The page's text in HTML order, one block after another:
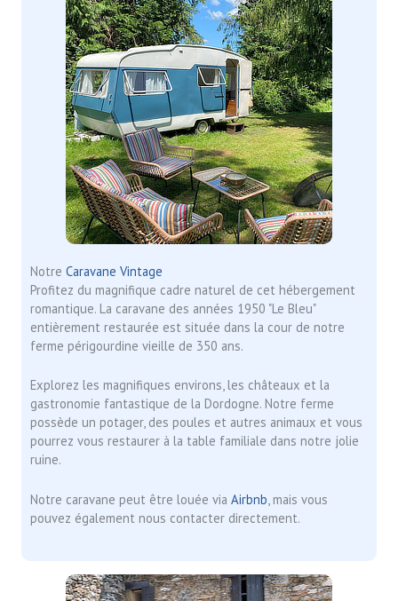
Notre Caravane Vintage
Profitez du magnifique cadre naturel de cet hébergement
romantique. La caravane des années 1950 "Le Bleu"
entièrement restaurée est située dans la cour de notre
ferme périgourdine vieille de 350 ans.
Explorez les magnifiques environs, les châteaux et la
gastronomie fantastique de la Dordogne. Notre ferme
possède un potager, des poules et autres animaux et vous
pourrez vous restaurer à la table familiale dans notre jolie
ruine.
Notre caravane peut être louée via Airbnb , mais vous
pouvez également nous contacter directement.